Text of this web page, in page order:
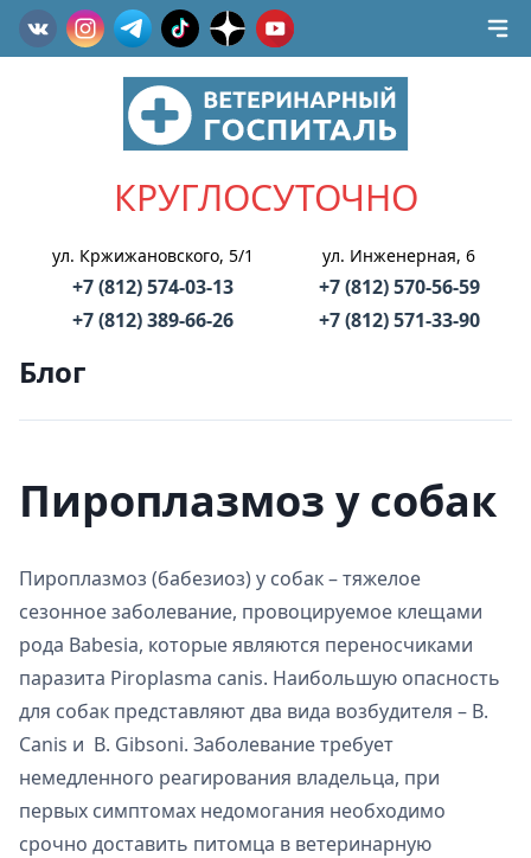
КРУГЛОСУТОЧНО
ул. Кржижановского, 5/1
+7 (812) 574-03-13
+7 (812) 389-66-26
ул. Инженерная, 6
+7 (812) 570-56-59
+7 (812) 571-33-90
Блог
Пироплазмоз у собак
Пироплазмоз (бабезиоз) у собак – тяжелое
сезонное заболевание, провоцируемое клещами
рода Babesia, которые являются переносчиками
паразита Piroplasma canis. Наибольшую опасность
для собак представляют два вида возбудителя – B.
Canis и B. Gibsoni. Заболевание требует
немедленного реагирования владельца, при
первых симптомах недомогания необходимо
срочно доставить питомца в ветеринарную